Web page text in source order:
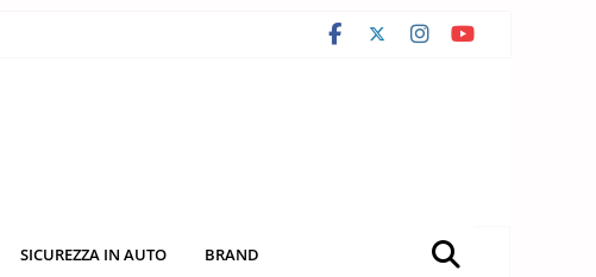
SICUREZZA IN AUTO BRAND